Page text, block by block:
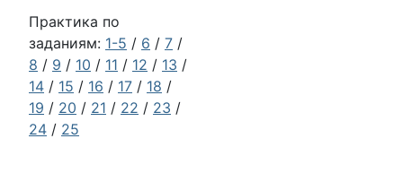
Практика по
заданиям: 1-5 / 6 / 7 /
8 / 9 / 10 / 11 / 12 / 13 /
14 / 15 / 16 / 17 / 18 /
19 / 20 / 21 / 22 / 23 /
24 / 25